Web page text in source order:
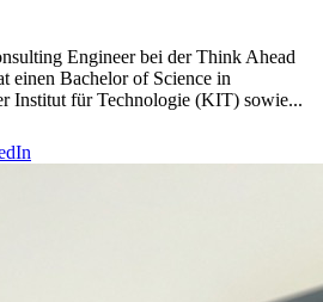
Engineer bei der Think Ahead
einen Bachelor of Science in
Institut für Technologie (KIT) sowie...